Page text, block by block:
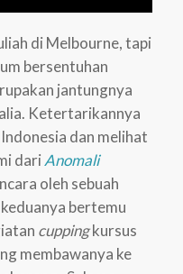
di Melbourne, tapi
bersentuhan
jantungnya
Ketertarikannya
dan melihat
dariAnomali
oleh sebuah
bertemu
cuppingkursus
membawanya ke